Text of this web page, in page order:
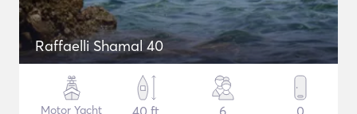
Raffaelli Shamal 40
Motor Yacht
40 ft
6
0